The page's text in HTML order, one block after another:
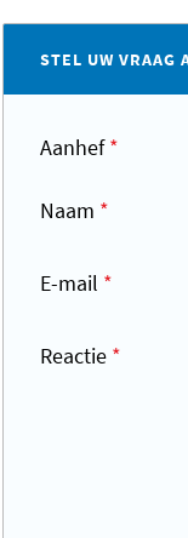
STEL UW VRAAG
Aanhef*
Naam *
E-mail *
Reactie *